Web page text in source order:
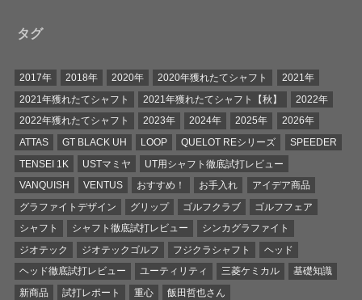
タグ
2017年 2018年 2020年 2020年獲れたてシャフト
2021年
2021年獲れたてシャフト
2021年獲れたてシャフト【秋】
2022年
2022年獲れたてシャフト
2023年 2024年 2025年
2026年
ATTAS
GT BLACK UH LOOP QUELOT REシリーズ
SPEEDER
TENSEI 1K
USTマミヤ
UT用シャフト徹底試打レビュー
VANQUISH
VENTUS おすすめ！ お手入れ
アイデア商品
グラファイトデザイン
グリップ ゴルフクラブ
ゴルフフェア
シャフト
シャフト徹底試打レビュー
シンカグラファイト
ジオテック
ジオテックゴルフ フジクラシャフト
ヘッド
ヘッド徹底試打レビュー
ユーティリティ 三菱ケミカル
基礎知識
新商品
試打レポート 重心 飯田哲也さん